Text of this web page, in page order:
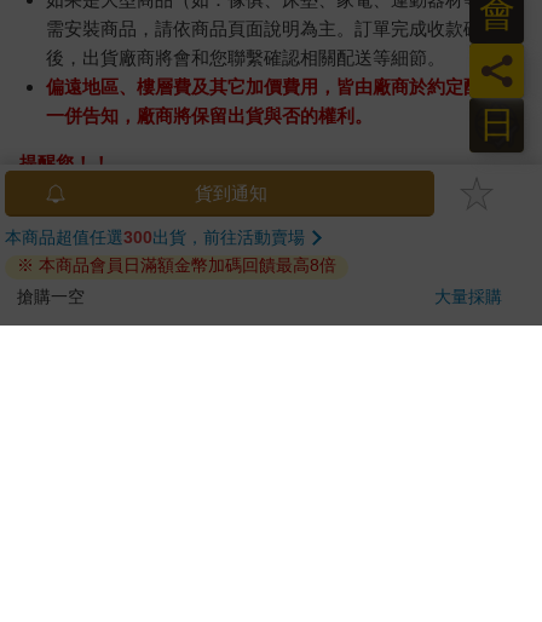
需安裝商品，請依商品頁面說明為主。訂單完成收款確認
後，出貨廠商將會和您聯繫確認相關配送等細節。
偏遠地區、樓層費及其它加價費用，皆由廠商於約定配送時
一併告知，廠商將保留出貨與否的權利。
提醒您！！
金石堂及銀行均不會請您操作ATM! 如接獲電話要求您前往
ATM提款機，請不要聽從指示，以免受騙上當！
退換貨須知：
**提醒您，鑑賞期不等於試用期，退回商品須為全新狀態**
依據「消費者保護法」第19條及行政院消費者保護處公告之
貨到通知
本商品超值任選300出貨，前往活動賣場
※ 本商品會員日滿額金幣加碼回饋最高8倍
搶購一空
大量採購
日
員
會